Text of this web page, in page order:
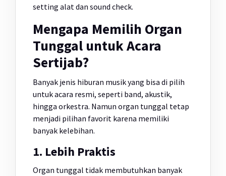
setting alat dan sound check.
Mengapa Memilih Organ
Tunggal untuk Acara
Sertijab?
Banyak jenis hiburan musik yang bisa di pilih
untuk acara resmi, seperti band, akustik,
hingga orkestra. Namun organ tunggal tetap
menjadi pilihan favorit karena memiliki
banyak kelebihan.
1. Lebih Praktis
Organ tunggal tidak membutuhkan banyak